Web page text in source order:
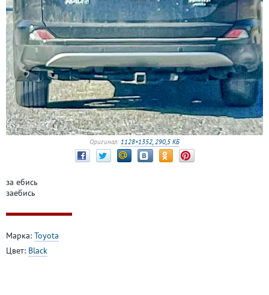
Оригинал: 1128×1352, 290,5 КБ
за ебись
заебись
Марка: Toyota
Цвет: Black